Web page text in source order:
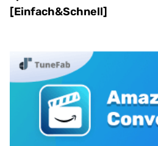
[Einfach&Schnell]